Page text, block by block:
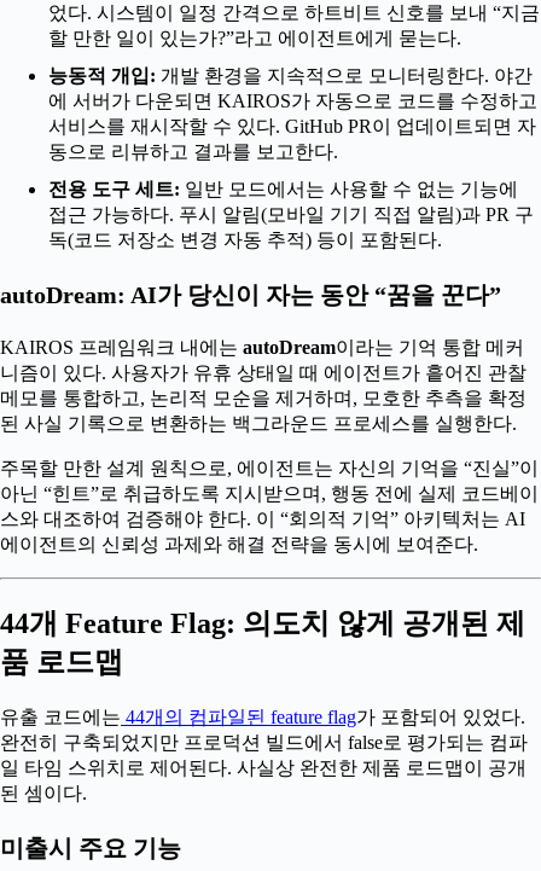
었다. 시스템이 일정 간격으로 하트비트 신호를 보내 “지금
할 만한 일이 있는가?”라고 에이전트에게 묻는다.
능동적 개입: 개발 환경을 지속적으로 모니터링한다. 야간
에 서버가 다운되면 KAIROS가 자동으로 코드를 수정하고
서비스를 재시작할 수 있다. GitHub PR이 업데이트되면 자
동으로 리뷰하고 결과를 보고한다.
전용 도구 세트: 일반 모드에서는 사용할 수 없는 기능에
접근 가능하다. 푸시 알림(모바일 기기 직접 알림)과 PR 구
독(코드 저장소 변경 자동 추적) 등이 포함된다.
autoDream: AI가 당신이 자는 동안 “꿈을 꾼다”
KAIROS 프레임워크 내에는 autoDream이라는 기억 통합 메커
니즘이 있다. 사용자가 유휴 상태일 때 에이전트가 흩어진 관찰
메모를 통합하고, 논리적 모순을 제거하며, 모호한 추측을 확정
된 사실 기록으로 변환하는 백그라운드 프로세스를 실행한다.
주목할 만한 설계 원칙으로, 에이전트는 자신의 기억을 “진실”이
아닌 “힌트”로 취급하도록 지시받으며, 행동 전에 실제 코드베이
스와 대조하여 검증해야 한다. 이 “회의적 기억” 아키텍처는 AI
에이전트의 신뢰성 과제와 해결 전략을 동시에 보여준다.
44개 Feature Flag: 의도치 않게 공개된 제
품 로드맵
유출 코드에는 44개의 컴파일된 feature flag가 포함되어 있었다.
완전히 구축되었지만 프로덕션 빌드에서 false로 평가되는 컴파
일 타임 스위치로 제어된다. 사실상 완전한 제품 로드맵이 공개
된 셈이다.
미출시 주요 기능